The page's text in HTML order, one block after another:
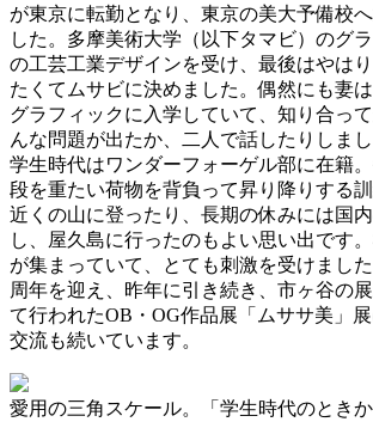
が東京に転勤となり、東京の美大予備校
した。多摩美術大学（以下タマビ）のグ
の工芸工業デザインを受け、最後はやは
たくてムサビに決めました。偶然にも妻
グラフィックに入学していて、知り合っ
んな問題が出たか、二人で話したりしまし
学生時代はワンダーフォーゲル部に在籍
段を重たい荷物を背負って昇り降りする
近くの山に登ったり、長期の休みには国
し、屋久島に行ったのもよい思い出です
が集まっていて、とても刺激を受けまし
周年を迎え、昨年に引き続き、市ヶ谷の
て行われたOB・OG作品展「ムササ美」展
交流も続いています。
愛用の三角スケール。「学生時代のとき